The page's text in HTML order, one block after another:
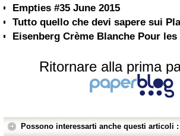
Empties #35 June 2015
Tutto quello che devi sapere sui
Eisenberg Crème Blanche Pour
Ritornare alla prima
Possono interessarti anche questi articoli :